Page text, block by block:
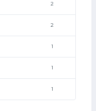
2
2
1
1
1